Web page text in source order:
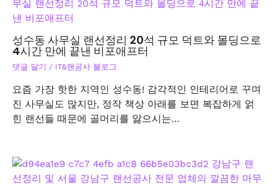
성수동 사무실 랜선정리 20석 규모 덕트와 몰딩으로
4시간 만에 끝낸 비포애프터
댓글 달기 / IT&랜공사 블로그
요즘 가장 핫한 지역인 성수동! 감각적인 인테리어로 꾸며
진 사무실도 많지만, 정작 책상 아래를 보면 복잡하게 얽
힌 랜선들 때문에 골머리를 앓으시는…